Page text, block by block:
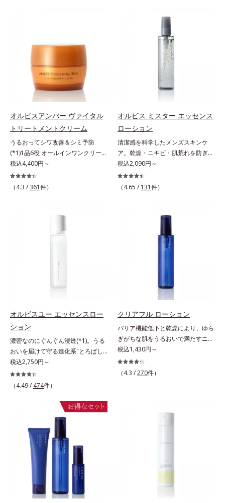
へ導く保湿成分、植物由来アミノ酸
（エルゴチオネイン）配合＝肌を整
え、すこやかに保つ保湿成分、微生
物由来アミノ酸（エクトイン）配合
＝乱れた角層にうるおいを与え、肌
荒れを防ぐ保湿成分*5 ウォッシュ
を除くLM＝さっぱり高保湿タイプ
（脂性肌～普通肌）RM＝しっとり
ころ、弾力感のない状態である「ハ
リのなさ」や、くすみ(*7)などが現
れている状態である「透明感のな
さ」が、大人の肌印象に大きな影響
を与えていることがわかりました。
そこでオルビスユー ドットシリー
ズは美容成分(*8)として「G.D.F.ア
クティベーター(*9)」を配合。そし
て、従来から配合している美白(*1)
有効成分「トラネキサム酸」を配合
しました。さらに、シリーズ共通の
美容成分「GLルートブースター
(*10)」を配合することで、肌のふ
っくら感や透明感を叶えます。美白
上向き(*11)のハリと透明感を。効
イジングケアを応援します。*1 メ
スを防ぐ（ウォッシュを除く）*2
オルビス内スキンケアシリーズの保
湿力*3 年齢に応じたお手入れのこ
と*4 角層まで*5 うるおいによ
*7 乾燥による*8 保湿成分*9
ロニセラカエルレア果汁、ノバラエ
キス配合＝うるおいを与えハリと透
明感に満ちた肌へ導く保湿成分
*10 メマツヨイグサ抽出液、スイ
カズラエキス配合＝角層のすみずみ
まで水分・油分を保ち、ハリ・ツヤ
を与える保湿成分*11 気持ちのこ
ていることの根本原因に着目。加齢
とともに現れる年齢サイン(*5)につ
いて研究を進めたところ、弾力感の
ない状態である「ハリのなさ」や、
くすみ(*6)などが現れている状態で
ある「透明感のなさ」が現れること
で大人の肌印象に大きな影響を与え
ていることが分かりました。そこで
オルビスユー ドットシリーズは美
容成分(*7)として「G.D.F.アクティ
ベーター(*8)」を配合。そして、従
来から配合している美白有効成分
「トラネキサム酸」を配合しまし
た。さらに、シリーズ共通の美容成
分(*7)「GLルートブースター(*9)」
を配合することで、肌のふっくら感
や透明感を叶えます。美白ケアしな
(*10)のハリと透明感を。効果的な
シナジー設計で、あなたのエイジン
グケアを応援します。*1 メラニン
の生成を抑え、シミ・ソバカスを防
るおいによる*5 乾燥、ハリ・ツヤ
のなさ*6 乾燥による*7 保湿成分*8
ロニセラカエルレア果汁、ノバラエ
明感に満ちた肌へ導く保湿成分*9
メマツヨイグサ抽出液、スイカズラ
エキス配合＝角層のすみずみまで水
分・油分を保ち、ハリ・ツヤを与え
る保湿成分*10 気持ちのこと各商品
オルビスアンバー ヴァイタル
トリートメントクリーム
うるおってシワ改善＆シミ予防
(*1)1品6役 オールインワンクリー
ム。オルビスアンバーは、いつも⾃
然体で美しくありたいと願う⼤⼈世
代に寄り添うブランドです。年齢印
世代の肌に向き合い、手軽なお手入
なじむ、若々しい印象(*2)作りのサ
「オルビスアンバー ヴァイタルト
リートメントクリーム」は、1品
で、化粧水、クリーム、シワ改善・
ッククリーム(*3)、パックの6役を
アシン(*4)によるシワ改善・シミ予
防に加え、複合成分コラーゲンコン
プレックスSPが肌のハリを徹底サポ
ート。肌なじみのよいクリーム構造
で角層まで保湿成分が浸透し、うる
おいをギュッと閉じ込めます。洗顔
ア。うるおいのベールで守られた、
ハリ感のあるなめらかな肌を叶えま
す。*1 メラニンの生成を抑え、シ
ミ・ソバカスを防ぐ*2 肌にハリを
与え若々しい印象*3 首のうるおい
ケアとして*4 ナイアシンアミド
税込4,400円～
（4.3 /361件）
オルビス ミスター エッセンス
ローション
清潔感を科学したメンズスキンケ
ア。乾燥・ニキビ・肌荒れを防ぎハ
リ・ツヤのある、好印象な清潔透明
肌(*1)へ。オルビス ミスターは、男
性の清潔感、爽やかさ、若々しさの
であること(*2)を業界で初めて発見
(*3)。ニキビ・肌荒れ予防有効成分
と保湿成分を新たに配合。これまで
の乾燥・テカリへのケアはそのまま
ローチする進化を遂げました。うる
おいを逃しやすい男性肌に着目し、
アイテム同士をなじみやすくする
8アイテム分の機能を3ステップに集
約し、よりシンプルなお手入れで、
ハリ・ツヤのある好印象な清潔透明
肌(*1)へ導きます。*1 うるおいによ
る透明感のある肌*2 男性の顔画像
2022年12月22日時点で、科学文献
いて該当文献がないことを確認（ポ
ーラ化成研究所調べ）
税込2,090円～
（4.65 / 131件）
オルビスユー エッセンスロー
ション
濃密なのにぐんぐん浸透(*1)。うる
おいを届けて守る進化系"とろぱし
ゃ"ローション。7000種を超える成
分から厳選し、「うるおいの質
(*1)」に着目した初期エイジングケ
来のうるおいやバリア機能にアプロ
ーチする初期エイジングケアシリー
ズです。「うるおいの質」に着目
し、肌荒れを予防しながらうるおい
に満ちた美しい肌へと導きます。ポ
ーラ・オルビスグループ独自の肌荒
れ防止有効成分として、「DF-パン
テノール(*3)」を国内唯一(*4)、高
濃度で配合。角層のバリア機能にア
プローチして肌荒れを防ぎ、肌不調
税込2,750円～
（4.49 / 474件）
クリアフル ローション
バリア機能低下と乾燥により、ゆら
ぎがちな肌をうるおいで満たすニキ
ビ対策化粧水。「ニキビをくり返し
てしまう」「毛穴目立ちが気にな
る」「マスク生活であごや口まわり
「毛穴の目立ち」の両方にWでアプ
ローチする、薬用ニキビ対策スキン
由来成分とコラーゲンが肌をいたわ
能を維持。ニキビができにくい肌を
体をはじめとした5種の整肌成分
(*1)から成る「ナノVCショットカプ
税込1,430円～
（4.3 /270件）